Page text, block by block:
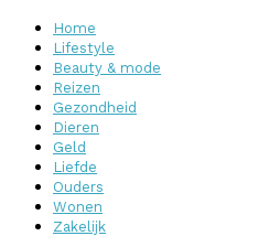
Home
Lifestyle
Beauty & mode
Reizen
Gezondheid
Dieren
Geld
Liefde
Ouders
Wonen
Zakelijk